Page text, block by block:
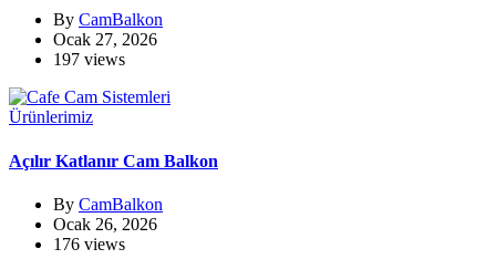
By CamBalkon
Ocak 27, 2026
197 views
Ürünlerimiz
Açılır Katlanır Cam Balkon
By CamBalkon
Ocak 26, 2026
176 views